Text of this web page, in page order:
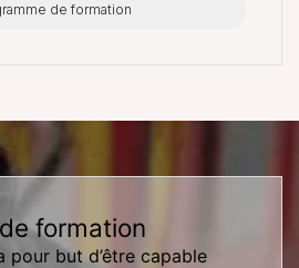
de formation
de formation
pour but d’être capable